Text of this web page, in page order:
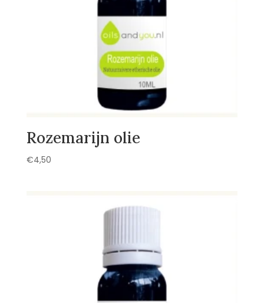
Rozemarijn olie
€4,50